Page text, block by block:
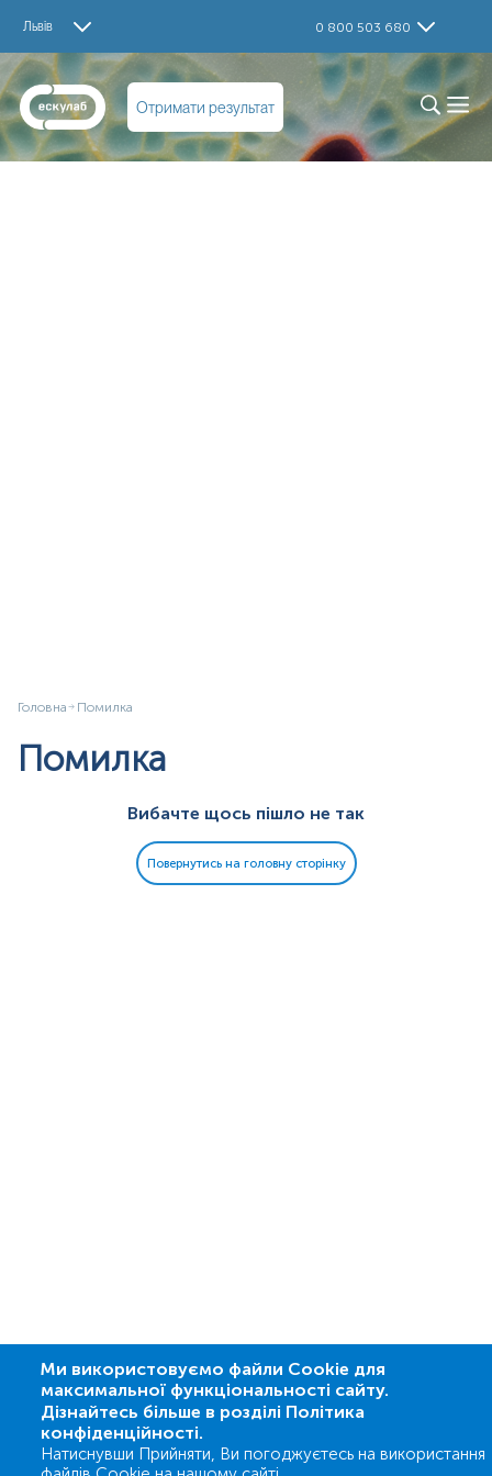
Львів 0 800 503 680
Отримати результат
Головна Помилка
Помилка
Вибачте щось пішло не так
Повернутись на головну сторінку
Ми використовуємо файли Cookie для
максимальної функціональності сайту.
Дізнайтесь більше в розділі Політика
конфіденційності.
Натиснувши Прийняти, Ви погоджуєтесь на використання